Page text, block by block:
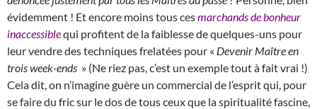
évidemment ! Et encore moins tous cesmarchands de bonheur
inaccessiblequi profitent de la faiblesse de quelques-uns pour
leur vendre des techniques frelatées pour « Devenir Maître en
trois week-ends » (Ne riez pas, c’est un exemple tout à fait vrai !)
Cela dit, on n’imagine guère un commercial de l’esprit qui, pour
se faire du fric sur le dos de tous ceux que la spiritualité fascine,